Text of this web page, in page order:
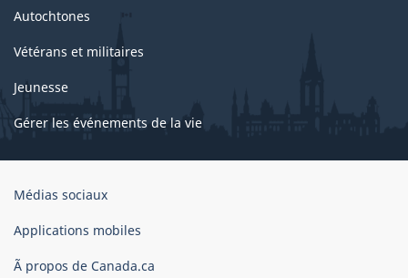
Autochtones
Vétérans et militaires
Jeunesse
Gérer les événements de la vie
Organisation
gouvernement
Canada
Médias sociaux
Applications mobiles
Ã propos de Canada.ca